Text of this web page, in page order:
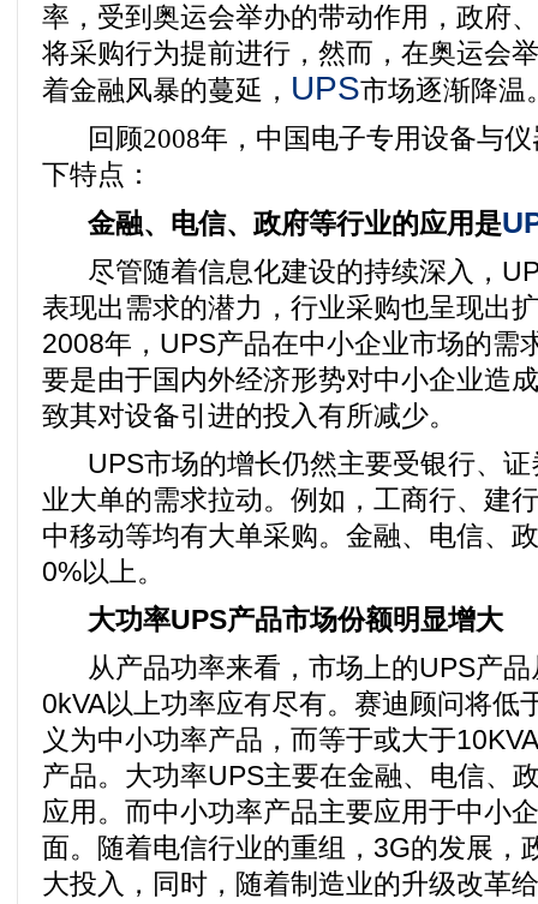
率，受到奥运会举办的带动作用，政府
将采购行为提前进行，然而，在奥运会
着金融风暴的蔓延， UPS市场逐渐降温
回顾2008年，中国电子专用设备与
下特点：
金融、电信、政府等行业的应用是
尽管随着信息化建设的持续深入，
表现出需求的潜力，行业采购也呈现出
2008年，UPS产品在中小企业市场的需
要是由于国内外经济形势对中小企业造
致其对设备引进的投入有所减少。
UPS市场的增长仍然主要受银行、证
业大单的需求拉动。例如，工商行、建
中移动等均有大单采购。金融、电信、
0%以上。
大功率UPS产品市场份额明显增大
从产品功率来看，市场上的UPS产品
0kVA以上功率应有尽有。赛迪顾问将低
义为中小功率产品，而等于或大于
产品。大功率UPS主要在金融、电信、
应用。而中小功率产品主要应用于中小
面。随着电信行业的重组，3G的发展，
大投入，同时，随着制造业的升级改革